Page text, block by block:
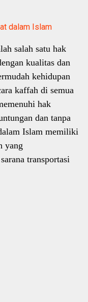
dalam Islam
salah satu hak
kualitas dan
kehidupan
kaffah di semua
hak
dan tanpa
Islam memiliki
yang
transportasi